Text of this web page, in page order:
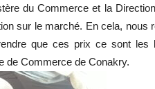
du Commerce et la
sur le marché. En cela,
que ces prix ce sont
de Commerce de Conakry.